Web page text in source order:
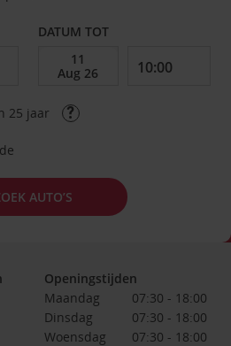
DATUM TOT
25 jaar
AUTO’S
Openingstijden
Maandag
07:30 - 18:00
Dinsdag
07:30 - 18:00
Woensdag
07:30 - 18:00